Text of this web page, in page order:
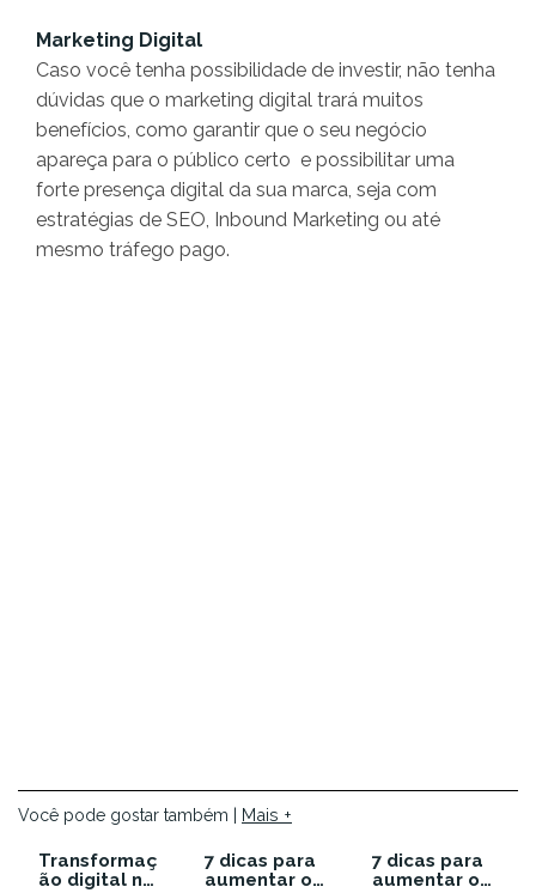
Marketing Digital
Caso você tenha possibilidade de investir, não tenha
dúvidas que o marketing digital trará muitos
benefícios, como garantir que o seu negócio
apareça para o público certo e possibilitar uma
forte presença digital da sua marca, seja com
estratégias de SEO, Inbound Marketing ou até
mesmo tráfego pago.
Você pode gostar também | Mais +
Transformaç
ão digital no
7 dicas para
aumentar o
7 dicas para
aumentar o